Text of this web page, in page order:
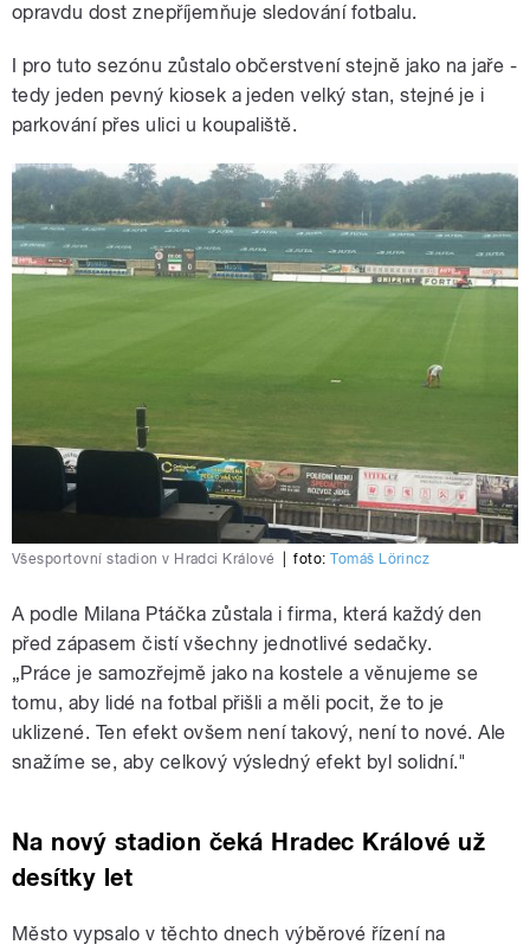
opravdu dost znepříjemňuje sledování fotbalu.
I pro tuto sezónu zůstalo občerstvení stejně jako na jaře -
tedy jeden pevný kiosek a jeden velký stan, stejné je i
parkování přes ulici u koupaliště.
Všesportovní stadion v Hradci Králové foto:Tomáš Lörincz
A podle Milana Ptáčka zůstala i firma, která každý den
před zápasem čistí všechny jednotlivé sedačky.
„Práce je samozřejmě jako na kostele a věnujeme se
tomu, aby lidé na fotbal přišli a měli pocit, že to je
uklizené. Ten efekt ovšem není takový, není to nové. Ale
snažíme se, aby celkový výsledný efekt byl solidní."
Na nový stadion čeká Hradec Králové už
desítky let
Město vypsalo v těchto dnech výběrové řízení na